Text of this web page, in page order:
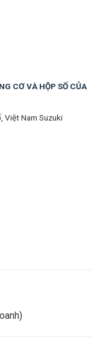
CƠ VÀ HỘP SỐ CỦA
Việt Nam Suzuki